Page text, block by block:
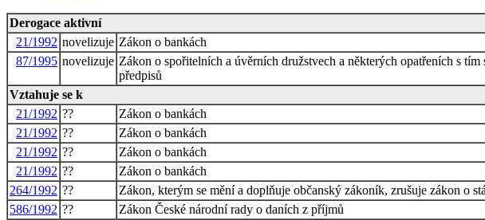
Derogace aktivní
21/1992 novelizuje Zákon o bankách
87/1995 novelizuje Zákon o spořitelních a úvěrních družstvech a některých opatřeních s
předpisů
Vztahuje se k
21/1992 ??
Zákon o bankách
21/1992 ??
Zákon o bankách
21/1992 ??
Zákon o bankách
21/1992 ??
Zákon o bankách
264/1992 ??
Zákon, kterým se mění a doplňuje občanský zákoník, zrušuje zákon o
586/1992 ??
Zákon České národní rady o daních z příjmů